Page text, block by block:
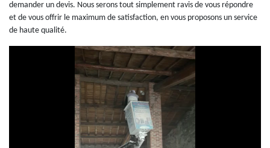
demander un devis. Nous serons tout simplement ravis de vous répondre
et de vous offrir le maximum de satisfaction, en vous proposons un service
de haute qualité.